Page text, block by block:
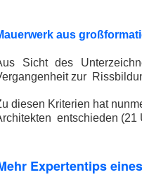
aus
Sicht des
zur
diesen Kriterien hat
entschieden (21
Expertentips